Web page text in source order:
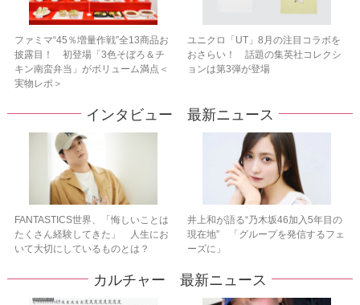
ファミマ“45％増量作戦”全13商品お
披露目！ 初登場「3色そぼろ＆チ
キン南蛮弁当」がボリューム満点＜
実物レポ＞
ユニクロ「UT」8月の注目コラボを
おさらい！ 話題の集英社コレクシ
ョンは第3弾が登場
インタビュー 最新ニュース
FANTASTICS世界、「悔しいことは
たくさん経験してきた」 人生にお
いて大切にしているものとは？
井上和が語る“乃木坂46加入5年目の
現在地” 「グループを発信するフェ
ーズに」
カルチャー 最新ニュース